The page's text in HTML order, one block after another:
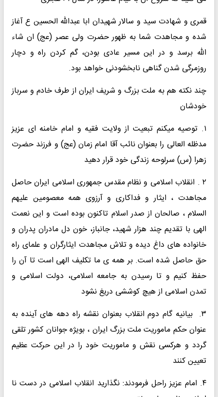
قمری و شهادت سید و سالار شهیدان ابا عبدالله الحسین ع آغاز
شده و مجاهدت شما به ظهور حضرت ولی عصر (عج) ان شاء
الله برسد و در این مسیر عادی بودن، گم کردن راه و دچار
روزمرگی شدن گناهی نابخشودنی خواهد بود.
چند نکته هم به ملت بزرگ و شریف ایران از طرف خادم و سرباز
خودشان
۱. توصیه میکنم تبعیت از ولایت فقیه و امام خامنه ای عزیز
مدظله العالی را بعنوان نائب آقا امام زمان (عج) و فرزند حضرت
زهرا (س) سرلوحه زندگی خود قرار دهید
۲ . انقلاب اسلامی و نظام مقدس جمهوری اسلامی ایران حاصل
مجاهدت ، ایثار و فداکاری و آرزوی همه معصومین علیهم
السلام ، صالحان از صدر اسلام تاکنون بوده است و این نعمت
الهی با تقدیم چند هزار شهید، جانباز، خون دل مادران پدران و
خانواده های داغ دیده و تلاش مجاهدت ایثارگران و علمای راه
حق حاصل شده است. بر همه ی ما تکلیف الهی است تا آن را
حفظ کنیم و تا رسیدن به جامعه اسلامی، دولت اسلامی و
تمدن اسلامی از هیچ کوششی دریغ نشود
۳. بیانیه گام دوم انقلاب بعنوان نقشه راه دهه های آینده به
عنوان حکم ماموریت ملت بزرگ ایران ، بویژه جوانان کشور تلقی
گردد و هرکسی نقش و ماموریت خود را در این حرکت عظیم
تعیین کنند
۴. امام عزیز راحل فرمودند: نگذارید انقلاب اسلامی در دست نا